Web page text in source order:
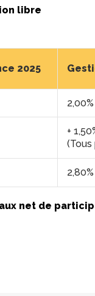
libre
2025
2,00%
+
(Tous
2,80%
net de